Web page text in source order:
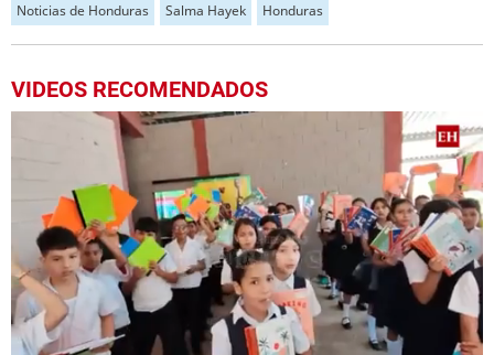
Noticias de Honduras Salma Hayek Honduras
VIDEOS RECOMENDADOS